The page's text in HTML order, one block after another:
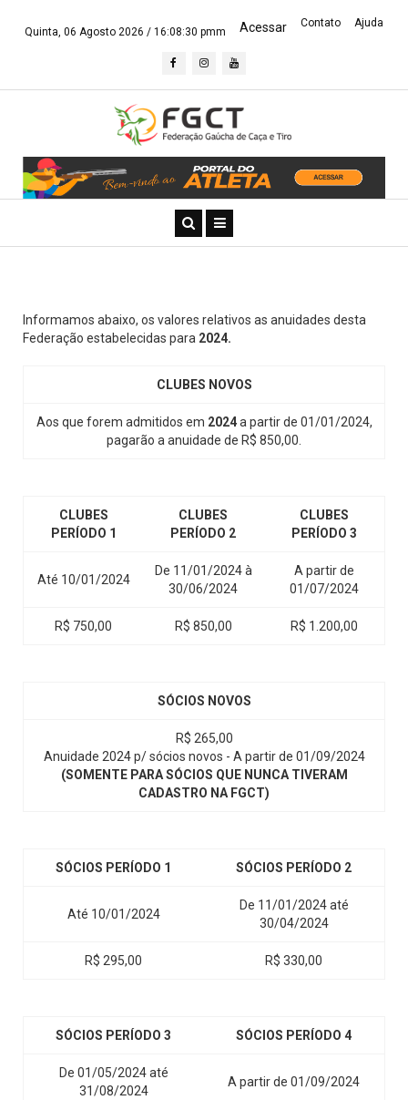
Quinta, 06 Agosto 2026 / 16:08:31 pmm Acessar Contato Ajuda
Informamos abaixo, os valores relativos as anuidades desta
Federação estabelecidas para 2024.
CLUBES NOVOS
Aos que forem admitidos em 2024a partir de 01/01/2024,
pagarão a anuidade de R$ 850,00.
CLUBES
PERÍODO 1
CLUBES
PERÍODO 2
CLUBES
PERÍODO 3
Até 10/01/2024
De 11/01/2024 à
30/06/2024
A partir de
01/07/2024
R$ 750,00 R$ 850,00 R$ 1.200,00
SÓCIOS NOVOS
R$ 265,00
Anuidade 2024 p/ sócios novos - A partir de 01/09/2024
(SOMENTE PARA SÓCIOS QUE NUNCA TIVERAM
CADASTRO NA FGCT)
SÓCIOS PERÍODO 1 SÓCIOS PERÍODO 2
Até 10/01/2024
De 11/01/2024 até
30/04/2024
R$ 295,00 R$ 330,00
SÓCIOS PERÍODO 3 SÓCIOS PERÍODO 4
De 01/05/2024 até
31/08/2024
A partir de 01/09/2024